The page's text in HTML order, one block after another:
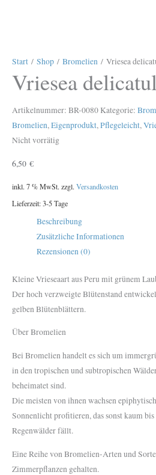
Start / Shop / Bromelien / Vriesea
Vriesea
Artikelnummer: BR-0080 Kategorie:
Bromelien,Eigenprodukt,Pflegeleicht,
Nicht vorrätig
6,50 €
inkl. 7 % MwSt. zzgl. Versandkosten
Lieferzeit:3-5 Tage
Beschreibung
Zusätzliche Informationen
Rezensionen (0)
Kleine Vrieseaart aus Peru mit grünem
Der hoch verzweigte Blütenstand
gelben Blütenblättern.
Über Bromelien
Bei Bromelien handelt es sich um
in den tropischen und subtropischen
beheimatet sind.
Die meisten von ihnen wachsen
Sonnenlicht profitieren, das sonst kaum
Regenwälder fällt.
Eine Reihe von Bromelien-Arten und
Zimmerpflanzen gehalten.